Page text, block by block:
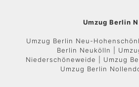
Umzug Berlin N
Umzug Berlin Neu-
Berlin Neukölln |
Niederschöneweide | Umzug
Umzug Berlin